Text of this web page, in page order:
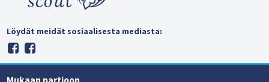
Löydät meidät sosiaalisesta mediasta: